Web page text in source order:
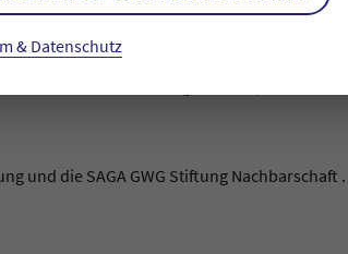
& Datenschutz
Juni 2026
11:00–16:00 Uhr
· So 11:30 & 14:30 Uhr (je 20 Min.)
und die SAGA GWG Stiftung Nachbarschaft .